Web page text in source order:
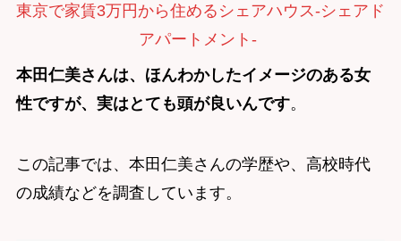
東京で家賃3万円から住めるシェアハウス-シェアド
アパートメント-
本田仁美さんは、ほんわかしたイメージのある女
性ですが、実はとても頭が良いんです。
この記事では、本田仁美さんの学歴や、高校時代
の成績などを調査しています。